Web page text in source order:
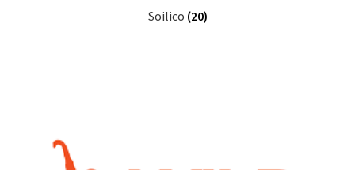
Soilico (20)